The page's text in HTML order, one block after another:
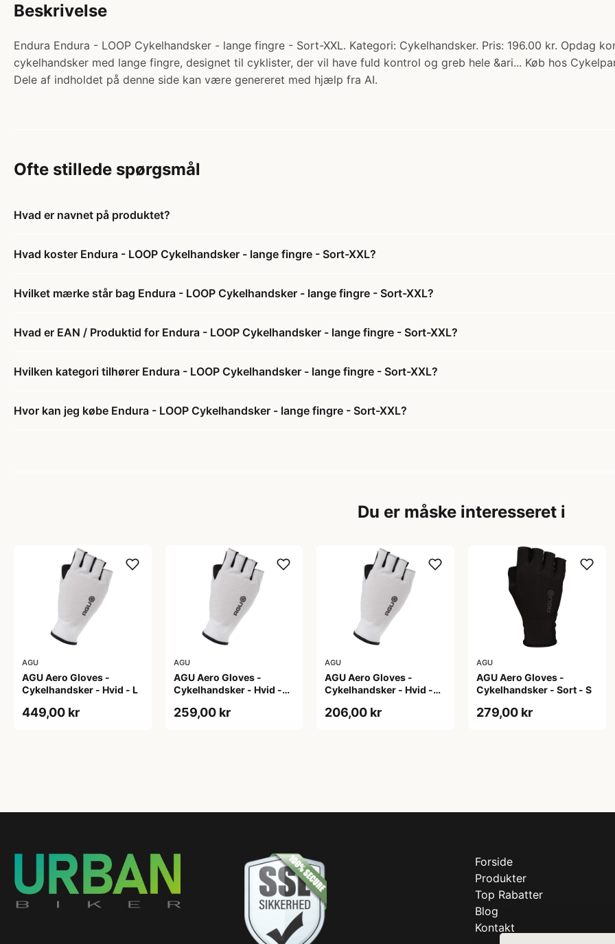
Beskrivelse
Endura Endura - LOOP Cykelhandsker - lange fingre - Sort-XXL. Kategori: Cykelhandsker. Pris: 196.00 kr. Opdag
cykelhandsker med lange fingre, designet til cyklister, der vil have fuld kontrol og greb hele &ari... Køb hos
Dele af indholdet på denne side kan være genereret med hjælp fra AI.
Ofte stillede spørgsmål
Hvad er navnet på produktet?
Hvad koster Endura - LOOP Cykelhandsker - lange fingre - Sort-XXL?
Hvilket mærke står bag Endura - LOOP Cykelhandsker - lange fingre - Sort-XXL?
Hvad er EAN / Produktid for Endura - LOOP Cykelhandsker - lange fingre - Sort-XXL?
Hvilken kategori tilhører Endura - LOOP Cykelhandsker - lange fingre - Sort-XXL?
Hvor kan jeg købe Endura - LOOP Cykelhandsker - lange fingre - Sort-XXL?
Du er måske interesseret i
AGU
AGU Aero Gloves -
Cykelhandsker - Hvid - L
449,00 kr
AGU
AGU Aero Gloves -
Cykelhandsker - Hvid -
259,00 kr
AGU
AGU Aero Gloves -
Cykelhandsker - Hvid -
206,00 kr
AGU
AGU Aero Gloves -
Cykelhandsker - Sort - S
279,00 kr
Forside
Produkter
Top Rabatter
Blog
Kontakt